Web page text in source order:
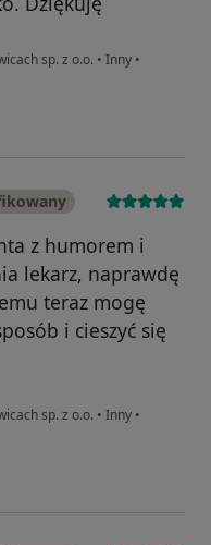
sp. z o.o. • Inny •
z humorem i
lekarz, naprawdę
teraz mogę
i cieszyć się
sp. z o.o. • Inny •